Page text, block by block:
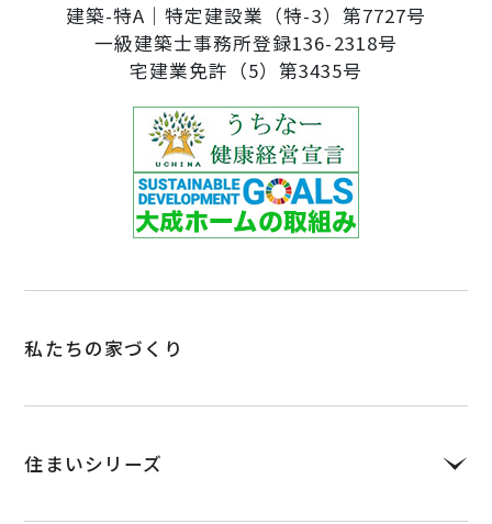
建築-特A｜特定建設業（特-3）第7727号
一級建築士事務所登録136-2318号
宅建業免許（5）第3435号
私たちの家づくり
住まいシリーズ